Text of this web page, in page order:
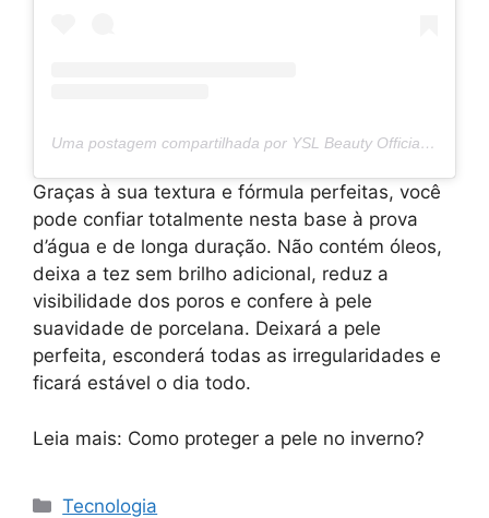
Uma postagem compartilhada por YSL Beauty Official (@yslbeauty)
Graças à sua textura e fórmula perfeitas, você
pode confiar totalmente nesta base à prova
d’água e de longa duração. Não contém óleos,
deixa a tez sem brilho adicional, reduz a
visibilidade dos poros e confere à pele
suavidade de porcelana. Deixará a pele
perfeita, esconderá todas as irregularidades e
ficará estável o dia todo.
Leia mais: Como proteger a pele no inverno?
Categorias
Tecnologia